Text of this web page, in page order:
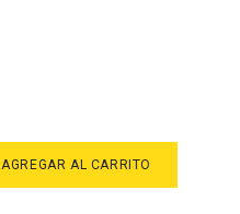
AGREGAR AL CARRITO